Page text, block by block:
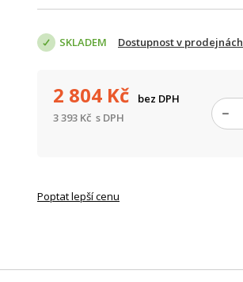
SKLADEM Dostupnost v prodejnách
2 804 Kč
bez DPH
3 393 Kč s DPH
Poptat lepší cenu